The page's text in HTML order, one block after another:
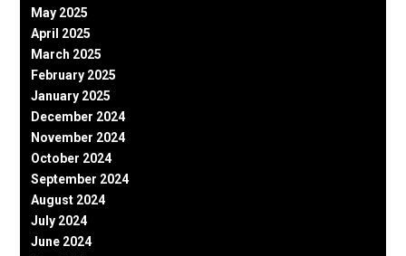
May 2025
April 2025
March 2025
February 2025
January 2025
December 2024
November 2024
October 2024
September 2024
August 2024
July 2024
June 2024